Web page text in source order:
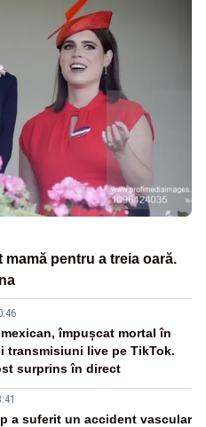
pentru a treia oară.
împușcat mortal în
transmisiuni live pe TikTok.
surprins în direct
a suferit un accident vascular